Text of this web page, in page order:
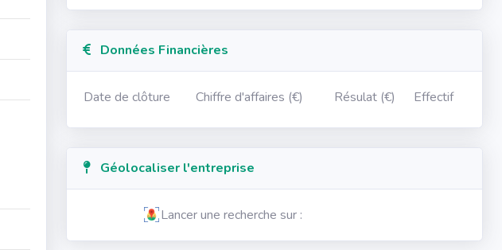
Données Financières
Date de clôture Chiffre d'affaires (€) Résulat (€) Effectif
Géolocaliser l'entreprise
Lancer une recherche sur :